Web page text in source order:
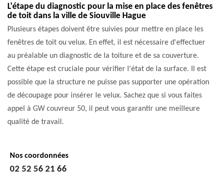
L'étape du diagnostic pour la mise en place des fenêtres
de toit dans la ville de Siouville Hague
Plusieurs étapes doivent être suivies pour mettre en place les
fenêtres de toit ou velux. En effet, il est nécessaire d'effectuer
au préalable un diagnostic de la toiture et de sa couverture.
Cette étape est cruciale pour vérifier l'état de la surface. Il est
possible que la structure ne puisse pas supporter une opération
de découpage pour insérer le velux. Sachez que si vous faites
appel à GW couvreur 50, il peut vous garantir une meilleure
qualité de travail.
Nos coordonnées
02 52 56 21 66